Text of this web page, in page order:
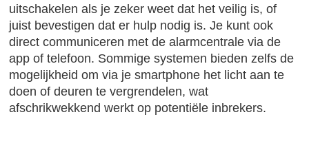
uitschakelen als je zeker weet dat het veilig is, of
juist bevestigen dat er hulp nodig is. Je kunt ook
direct communiceren met de alarmcentrale via de
app of telefoon. Sommige systemen bieden zelfs de
mogelijkheid om via je smartphone het licht aan te
doen of deuren te vergrendelen, wat
afschrikwekkend werkt op potentiële inbrekers.